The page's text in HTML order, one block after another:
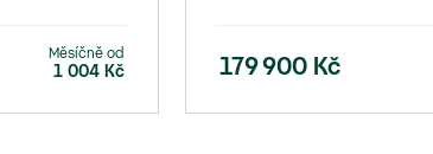
Měsíčně od
1 004 Kč 179 900 Kč